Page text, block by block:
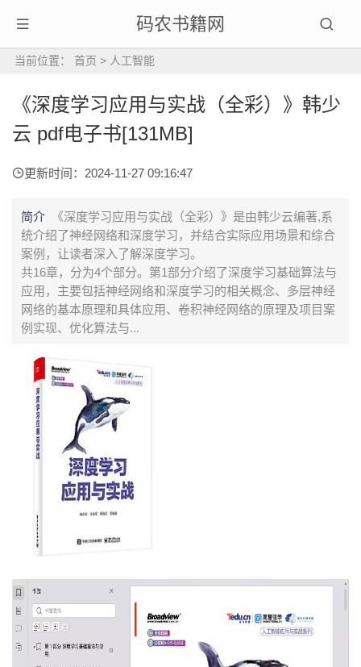
码农书籍网
当前位置： 首页 > 人工智能
《深度学习应用与实战（全彩）》韩少
云 pdf电子书[131MB]
更新时间：2024-11-27 09:16:47
简介
《深度学习应用与实战（全彩）》是由韩少云编著,系
统介绍了神经网络和深度学习，并结合实际应用场景和综合
案例，让读者深入了解深度学习。
共16章，分为4个部分。第1部分介绍了深度学习基础算法与
应用，主要包括神经网络和深度学习的相关概念、多层神经
网络的基本原理和具体应用、卷积神经网络的原理及项目案
例实现、优化算法与...